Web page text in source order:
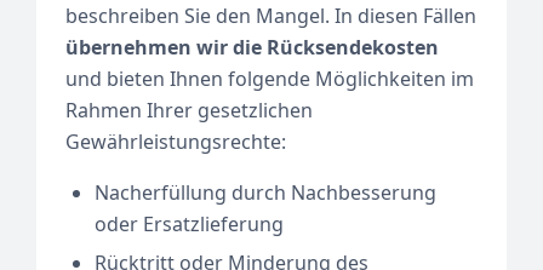
beschreiben Sie den Mangel. In diesen Fällen
übernehmen wir die Rücksendekosten
und bieten Ihnen folgende Möglichkeiten im
Rahmen Ihrer gesetzlichen
Gewährleistungsrechte:
Nacherfüllung durch Nachbesserung
oder Ersatzlieferung
Rücktritt oder Minderung des